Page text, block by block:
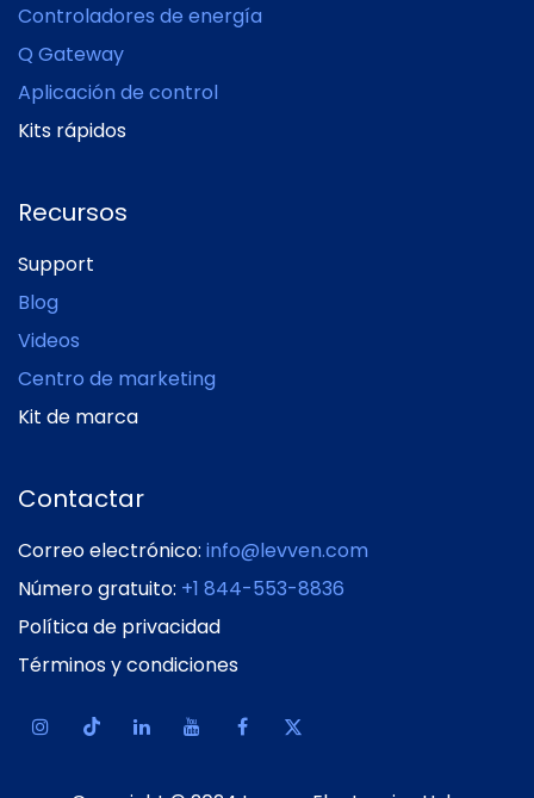
Controladores de energía
Q Gateway
Aplicación de control
Kits rápidos
Recursos
Support
Blog
Videos
Centro de marketing
Kit de marca
Contactar
Correo electrónico: info@levven.com
Número gratuito: +1 844-553-8836
Política de privacidad
Términos y condiciones